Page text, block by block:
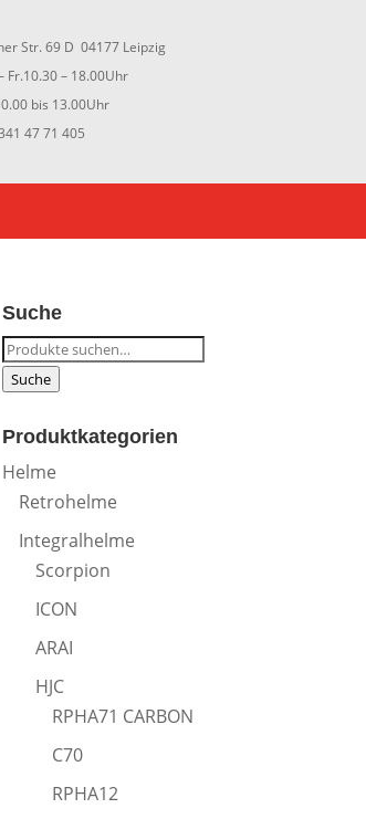
Str. 69 D 04177 Leipzig
Fr.10.30 – 18.00Uhr
bis 13.00Uhr
47 71 405
Suche
Suche
nach:
Suche
Produktkategorien
Helme
Retrohelme
Integralhelme
Scorpion
ICON
ARAI
HJC
RPHA71 CARBON
C70
RPHA12